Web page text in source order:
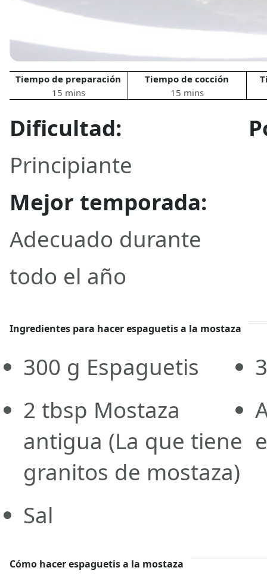
Tiempo de preparación
15 mins
Tiempo de cocción
15 mins
Dificultad:
Principiante
Mejor temporada:
Adecuado durante
todo el año
Ingredientes para hacer espaguetis a la mostaza
300 g Espaguetis
2 tbsp Mostaza
antigua (La que tiene
granitos de mostaza)
Sal
Cómo hacer espaguetis a la mostaza